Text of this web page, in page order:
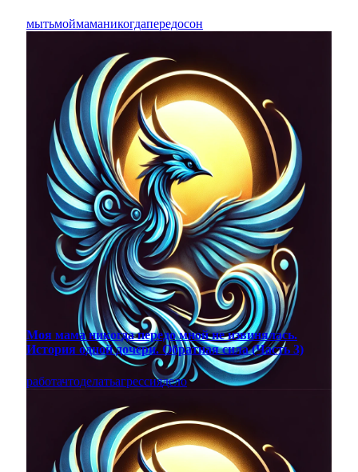
мытьмоймаманикогдапередосон
Моя мама никогда передо мной не извинялась.
История одной дочери. Обратная сила (Часть 3)
работачтоделатьагрессиядело